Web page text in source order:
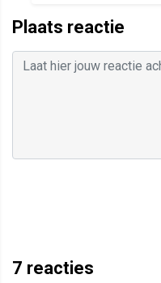
Plaats reactie
7 reacties